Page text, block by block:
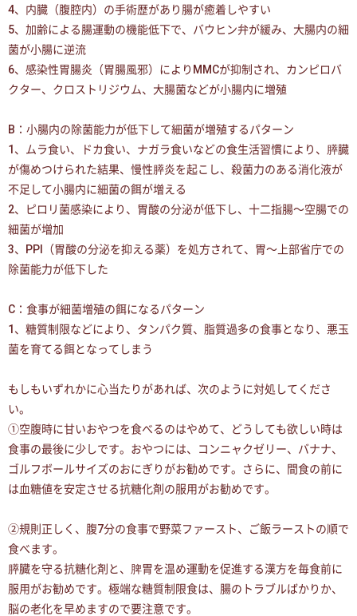
4、内臓（腹腔内）の手術歴があり腸が癒着しやすい
5、加齢による腸運動の機能低下で、バウヒン弁が緩み、大腸内の細
菌が小腸に逆流
6、感染性胃腸炎（胃腸風邪）によりMMCが抑制され、カンピロバ
クター、クロストリジウム、大腸菌などが小腸内に増殖
B：小腸内の除菌能力が低下して細菌が増殖するパターン
1、ムラ食い、ドカ食い、ナガラ食いなどの食生活習慣により、膵臓
が傷めつけられた結果、慢性膵炎を起こし、殺菌力のある消化液が
不足して小腸内に細菌の餌が増える
2、ピロリ菌感染により、胃酸の分泌が低下し、十二指腸〜空腸での
細菌が増加
3、PPI（胃酸の分泌を抑える薬）を処方されて、胃〜上部省庁での
除菌能力が低下した
C：食事が細菌増殖の餌になるパターン
1、糖質制限などにより、タンパク質、脂質過多の食事となり、悪玉
菌を育てる餌となってしまう
もしもいずれかに心当たりがあれば、次のように対処してくださ
い。
①空腹時に甘いおやつを食べるのはやめて、どうしても欲しい時は
食事の最後に少しです。おやつには、コンニャクゼリー、バナナ、
ゴルフボールサイズのおにぎりがお勧めです。さらに、間食の前に
は血糖値を安定させる抗糖化剤の服用がお勧めです。
②規則正しく、腹7分の食事で野菜ファースト、ご飯ラーストの順で
食べます。
膵臓を守る抗糖化剤と、脾胃を温め運動を促進する漢方を毎食前に
服用がお勧めです。極端な糖質制限食は、腸のトラブルばかりか、
脳の老化を早めますので要注意です。